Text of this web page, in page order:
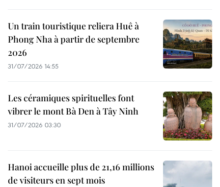
Un train touristique reliera Huê à
Phong Nha à partir de septembre
2026
31/07/2026 14:55
Les céramiques spirituelles font
vibrer le mont Bà Den à Tây Ninh
31/07/2026 03:30
Hanoi accueille plus de 21,16 millions
de visiteurs en sept mois ​